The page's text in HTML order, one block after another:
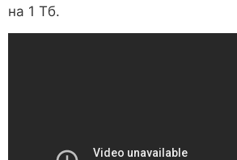
на 1 Тб.